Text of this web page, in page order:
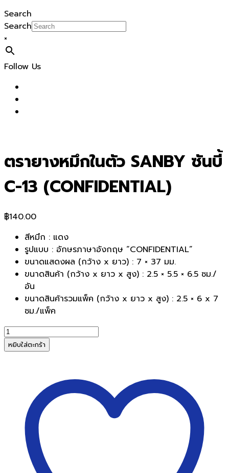
Search
Search
×
Follow Us
ตรายางหมึกในตัว SANBY ซันบี้
C-13 (CONFIDENTIAL)
฿140.00
สีหมึก : แดง
รูปแบบ : อักษรภาษาอังกฤษ “CONFIDENTIAL”
ขนาดแสดงผล (กว้าง x ยาว) : 7 × 37 มม.
ขนาดสินค้า (กว้าง x ยาว x สูง) : 2.5 × 5.5 × 6.5 ซม./
อัน
ขนาดสินค้ารวมแพ็ค (กว้าง x ยาว x สูง) : 2.5 × 6 x 7
ซม./แพ็ค
จำนวน
ตรายาง
หมึก
(CONFIDENTIAL)
หยิบใส่ตะกร้า